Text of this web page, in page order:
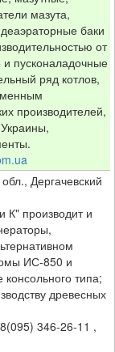
мазута,
баки
от
пусконаладочные
ряд котлов,
производителей,
Дергачевский
К" производит и
ИС-850 и
типа;
древесных
346-26-11 ,